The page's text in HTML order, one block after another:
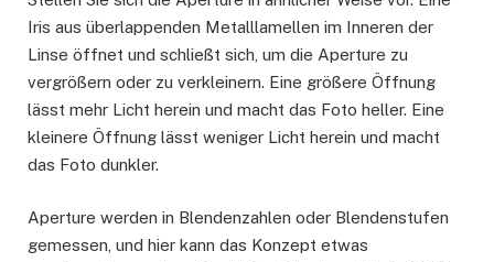
Iris aus überlappenden Metalllamellen im Inneren der
Linse öffnet und schließt sich, um die Aperture zu
vergrößern oder zu verkleinern. Eine größere Öffnung
lässt mehr Licht herein und macht das Foto heller. Eine
kleinere Öffnung lässt weniger Licht herein und macht
das Foto dunkler.
Aperture werden in Blendenzahlen oder Blendenstufen
gemessen, und hier kann das Konzept etwas